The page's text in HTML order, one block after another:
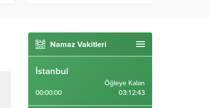
Namaz Vakitleri
İstanbul
00:00:00
Öğleye Kalan
03:12:43